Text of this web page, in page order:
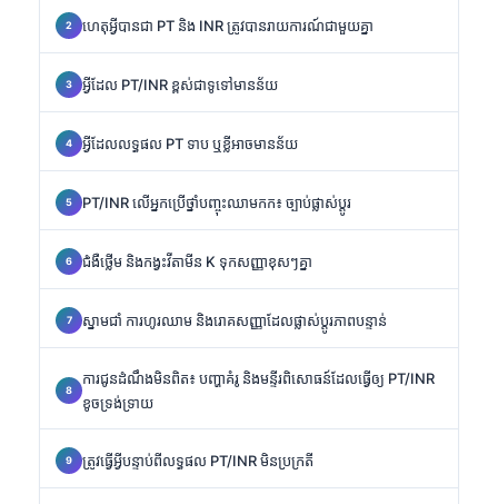
ហេតុអ្វីបានជា PT និង INR ត្រូវបានរាយការណ៍ជាមួយគ្នា
អ្វីដែល PT/INR ខ្ពស់ជាទូទៅមានន័យ
អ្វីដែលលទ្ធផល PT ទាប ឬខ្លីអាចមានន័យ
PT/INR លើអ្នកប្រើថ្នាំបញ្ចុះឈាមកក៖ ច្បាប់ផ្លាស់ប្តូរ
ជំងឺថ្លើម និងកង្វះវីតាមីន K ទុកសញ្ញាខុសៗគ្នា
ស្នាមជាំ ការហូរឈាម និងរោគសញ្ញាដែលផ្លាស់ប្តូរភាពបន្ទាន់
ការជូនដំណឹងមិនពិត៖ បញ្ហាគំរូ និងមន្ទីរពិសោធន៍ដែលធ្វើឲ្យ PT/INR
ខូចទ្រង់ទ្រាយ
ត្រូវធ្វើអ្វីបន្ទាប់ពីលទ្ធផល PT/INR មិនប្រក្រតី